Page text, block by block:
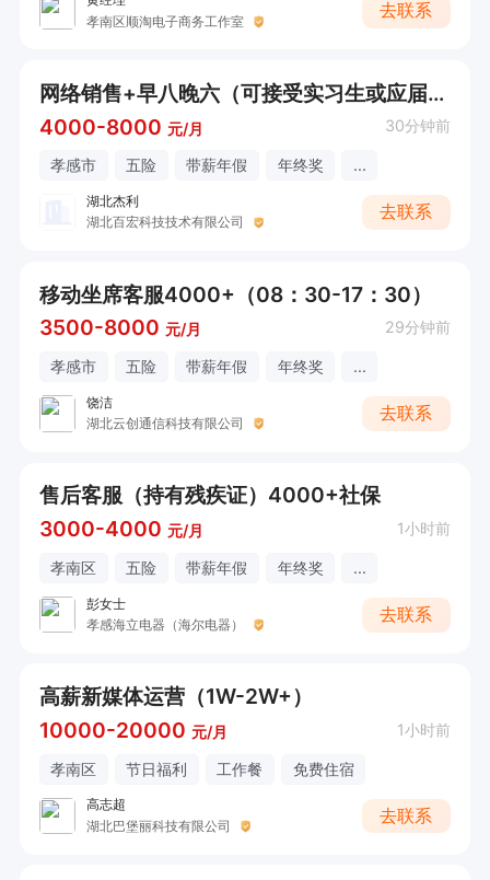
孝南区顺淘电子商务工作室
去联系
网络销售+早八晚六（可接受实习生或应届生）
4000-8000 元/月 30分钟前
孝感市 五险 带薪年假 年终奖 ...
湖北杰利
湖北百宏科技技术有限公司
去联系
移动坐席客服4000+（08：30-17：30）
3500-8000 元/月 29分钟前
孝感市 五险 带薪年假 年终奖 ...
饶洁
湖北云创通信科技有限公司
去联系
售后客服（持有残疾证）4000+社保
3000-4000 元/月 1小时前
孝南区 五险 带薪年假 年终奖 ...
彭女士
孝感海立电器（海尔电器）
去联系
高薪新媒体运营（1W-2W+）
10000-20000 元/月 1小时前
孝南区 节日福利 工作餐 免费住宿
高志超
湖北巴堡丽科技有限公司
去联系